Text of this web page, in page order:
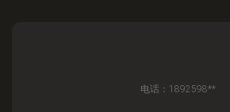
电话：1892598**